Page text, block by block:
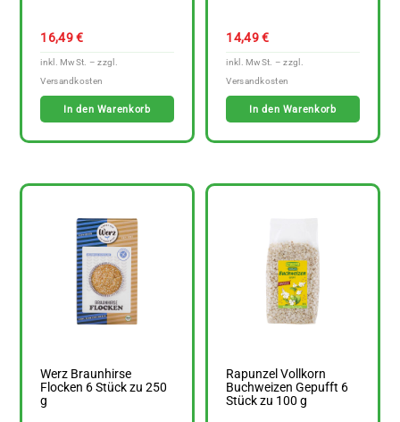
16,49€
In den Warenkorb
14,49€
In den Warenkorb
Werz Braunhirse
Flocken 6 Stück zu 250
g
Rapunzel Vollkorn
Buchweizen Gepufft 6
Stück zu 100 g